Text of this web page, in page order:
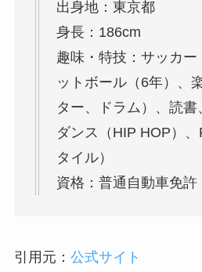
出身地：東京都
身長：186cm
趣味・特技：サッカ
ットボール（6年）、
ター、ドラム）、読書
ダンス（HIP HOP）
タイル）
資格：普通自動車免許
引用元： 公式サイト